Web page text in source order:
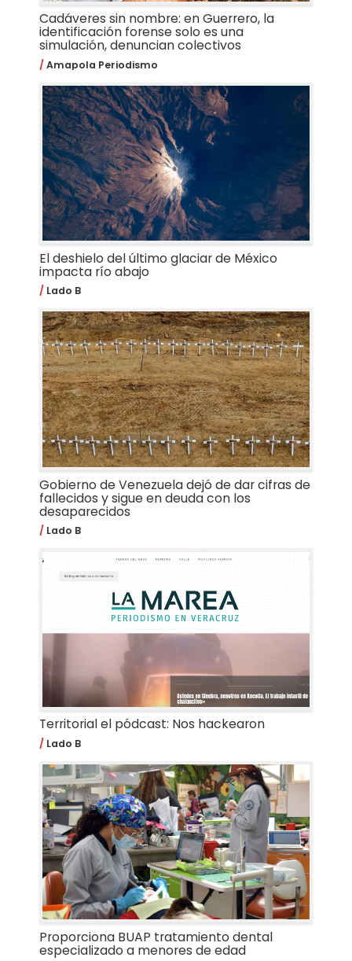
Cadáveres sin nombre: en Guerrero, la
identificación forense solo es una
simulación, denuncian colectivos
Amapola Periodismo
El deshielo del último glaciar de México
impacta río abajo
Lado B
Gobierno de Venezuela dejó de dar cifras de
fallecidos y sigue en deuda con los
desaparecidos
Lado B
Territorial el pódcast: Nos hackearon
Lado B
Proporciona BUAP tratamiento dental
especializado a menores de edad